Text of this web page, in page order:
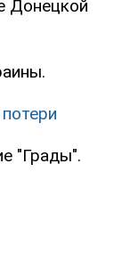
Донецкой
"Грады".